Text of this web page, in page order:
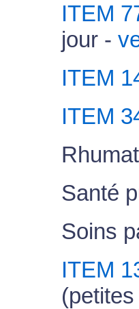
ITEM
jour -
ITEM
ITEM
Santé
Soins
ITEM